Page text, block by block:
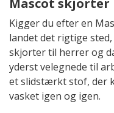
Mascot skjorter
Kigger du efter en
landet det rigtige
skjorter til herrer og
yderst velegnede til
et slidstærkt stof, der
vasket igen og igen.